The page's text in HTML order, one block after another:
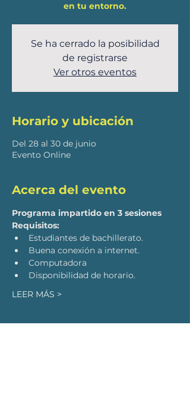
en tu entorno.
Se ha cerrado la posibilidad
de registrarse
Ver otros eventos
Horario y ubicación
Del 28 al 30 de junio
Evento Online
Acerca del evento
Programa impartido en 3 sesiones
Requisitos:
Estudiantes de bachillerato.
Buena conexión a internet.
Computadora
Disponibilidad de horario.
LEER MÁS >